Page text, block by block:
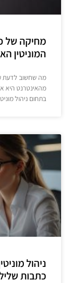
מחיקה של
המוניטין
מה שחשוב לדעת
מהאינטרנט היא
בתחום ניהול
ניהול
כתבות